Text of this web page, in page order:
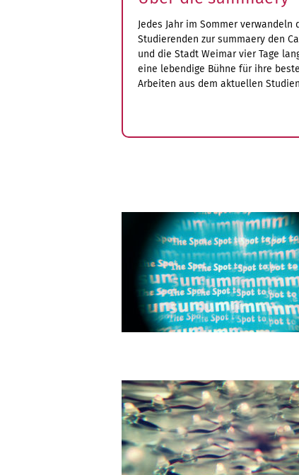
Jedes Jahr im Sommer verwandeln
Studierenden zur summaery den
und die Stadt Weimar vier Tage
eine lebendige Bühne für ihre
Arbeiten aus dem aktuellen